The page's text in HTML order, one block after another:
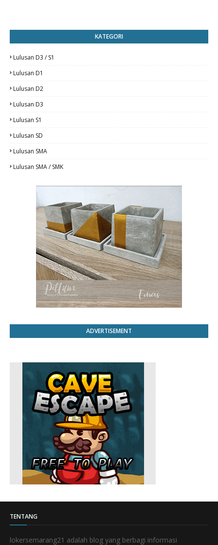
KATEGORI
Lulusan D3 / S1
Lulusan D1
Lulusan D2
Lulusan D3
Lulusan S1
Lulusan SD
Lulusan SMA
Lulusan SMA / SMK
ADVERTISEMENT
TENTANG
lokersemarang21 adalah blog yang berbagi informasi